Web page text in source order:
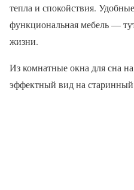
тепла и спокойствия.
функциональная мебель —
жизни.
Из комнатные окна для сна
эффектный вид на старинный